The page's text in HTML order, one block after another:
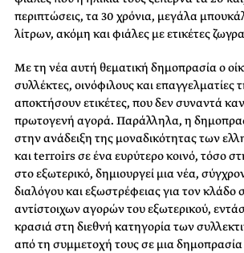
περιπτώσεις, τα 30 χρόνια, μεγάλα
λίτρων, ακόμη και φιάλες με ετικέτες
Με τη νέα αυτή θεματική δημοπρασία ο
συλλέκτες, οινόφιλους και επαγγελματίες
αποκτήσουν ετικέτες, που δεν συναντά
πρωτογενή αγορά. Παράλληλα, η
στην ανάδειξη της μοναδικότητας των
και terroirs σε ένα ευρύτερο κοινό, τόσο
στο εξωτερικό, δημιουργεί μια νέα,
διαλόγου και εξωστρέφειας για τον
αντίστοιχων αγορών του εξωτερικού,
κρασιά στη διεθνή κατηγορία των
από τη συμμετοχή τους σε μια